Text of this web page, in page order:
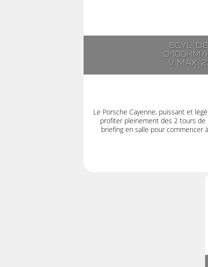
6cyl.
0-100km/
V max:
Le Porsche Cayenne, puissant et
profiter pleinement des 2 tours
briefing en salle pour commencer